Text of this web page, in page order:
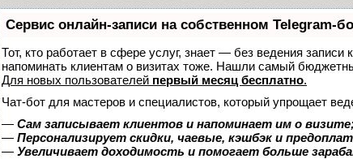
Сервис онлайн-записи на собственном Telegram-
Тот, кто работает в сфере услуг, знает — без ведения
напоминать клиентам о визитах тоже. Нашли самый
Для новых пользователей первый месяц бесплатно.
Чат-бот для мастеров и специалистов, который упрощает
— Сам записывает клиентов и напоминает им о
— Персонализирует скидки, чаевые, кэшбэк и
— Увеличивает доходимость и помогает больше